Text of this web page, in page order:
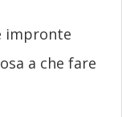
impronte
a che fare